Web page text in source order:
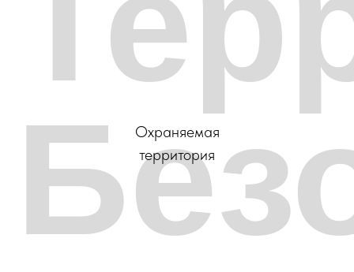
Охраняемая
территория